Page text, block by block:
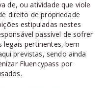
de, ou atividade que viole
direito de propriedade
estipuladas nestes
passível de sofrer
legais pertinentes, bem
previstas, sendo ainda
Fluencypass por